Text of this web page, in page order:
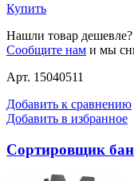
Купить
Нашли товар дешевле?
Сообщите нам и мы
Арт. 15040511
Добавить к сравнению
Добавить в избранное
Сортировщик